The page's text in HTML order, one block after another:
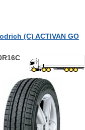
(С) ACTIVAN GO